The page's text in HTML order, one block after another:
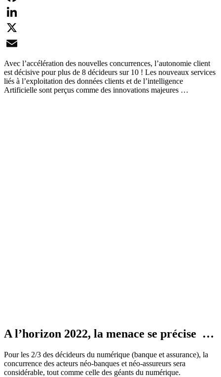
Facebook
LinkedIn
X
Email
Avec l’accélération des nouvelles concurrences, l’autonomie client
est décisive pour plus de 8 décideurs sur 10 ! Les nouveaux services
liés à l’exploitation des données clients et de l’intelligence
Artificielle sont perçus comme des innovations majeures …
A l’horizon 2022, la menace se précise …
Pour les 2/3 des décideurs du numérique (banque et assurance), la
concurrence des acteurs néo-banques et néo-assureurs sera
considérable, tout comme celle des géants du numérique.